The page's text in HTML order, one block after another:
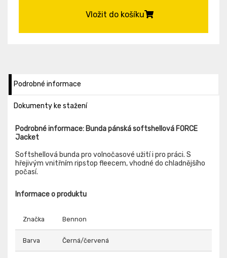
Vložit do košíku
Podrobné informace
Dokumenty ke stažení
Podrobné informace: Bunda pánská softshellová FORCE
Jacket
Softshellová bunda pro volnočasové užití i pro práci. S
hřejivým vnitřním ripstop fleecem, vhodné do chladnějšího
počasí.
Informace o produktu
Značka Bennon
Barva Černá/červená